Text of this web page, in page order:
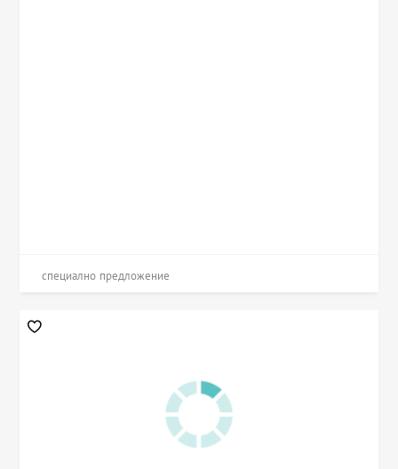
специално предложение